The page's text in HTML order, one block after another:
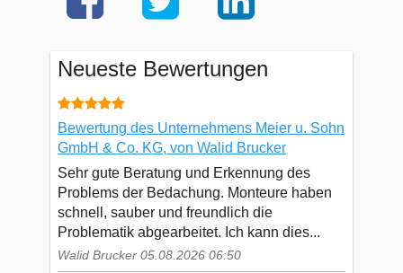
Neueste Bewertungen
Bewertung des Unternehmens Meier u. Sohn
GmbH & Co. KG, von Walid Brucker
Sehr gute Beratung und Erkennung des
Problems der Bedachung. Monteure haben
schnell, sauber und freundlich die
Problematik abgearbeitet. Ich kann dies...
Walid Brucker 05.08.2026 06:50